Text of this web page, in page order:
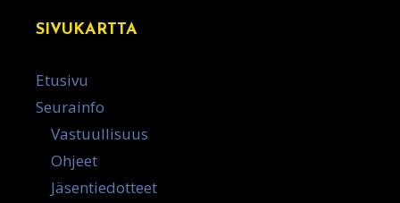
SIVUKARTTA
Etusivu
Seurainfo
Vastuullisuus
Ohjeet
Jäsentiedotteet